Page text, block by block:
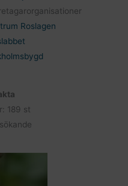
Roslagen
189 st